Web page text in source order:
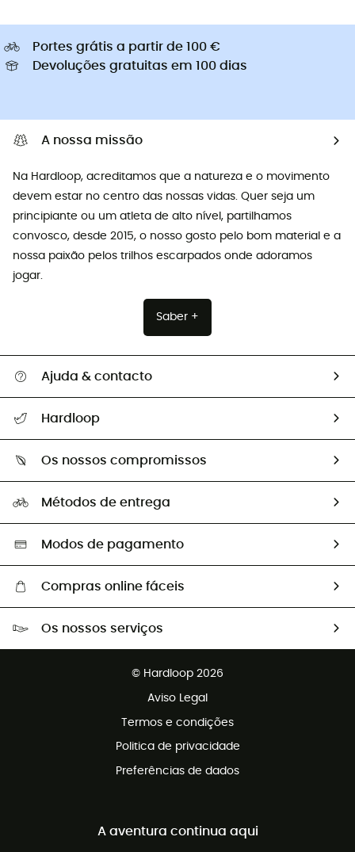
Portes grátis a partir de 100 €
Devoluções gratuitas em 100 dias
A nossa missão
Na Hardloop, acreditamos que a natureza e o movimento
devem estar no centro das nossas vidas. Quer seja um
principiante ou um atleta de alto nível, partilhamos
convosco, desde 2015, o nosso gosto pelo bom material e a
nossa paixão pelos trilhos escarpados onde adoramos
jogar.
Saber +
Ajuda & contacto
Devoluções e reembolsos
Guia de tamanhos
Trocas & Devoluções
Hardloop
Os nossos embaixadores
Os nossos compromissos
Seleção eco-responsável
Métodos de entrega
Modos de pagamento
Compras online fáceis
Devoluções gratuitas em 100 dias
Os nossos serviços
© Hardloop 2026
Aviso Legal
Termos e condições
Politica de privacidade
Preferências de dados
A aventura continua aqui